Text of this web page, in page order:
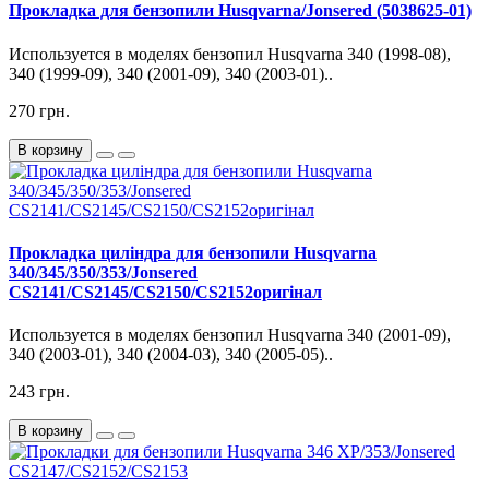
Прокладка для бензопили Husqvarna/Jonsered (5038625-01)
Используется в моделях бензопил Husqvarna 340 (1998-08),
340 (1999-09), 340 (2001-09), 340 (2003-01)..
270 грн.
В корзину
Прокладка циліндра для бензопили Husqvarna
340/345/350/353/Jonsered
CS2141/CS2145/CS2150/CS2152оригінал
Используется в моделях бензопил Husqvarna 340 (2001-09),
340 (2003-01), 340 (2004-03), 340 (2005-05)..
243 грн.
В корзину